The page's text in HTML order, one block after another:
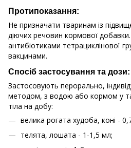
Протипоказання:
Не призначати тваринам із
діючих речовин кормової
антибіотиками тетрациклінової
вакцинами.
Спосіб застосування та дози:
Застосовують перорально,
методом, з водою або кормом у
тіла на добу:
велика рогата худоба, коні -
телята, лошата - 1-1,5 мл;